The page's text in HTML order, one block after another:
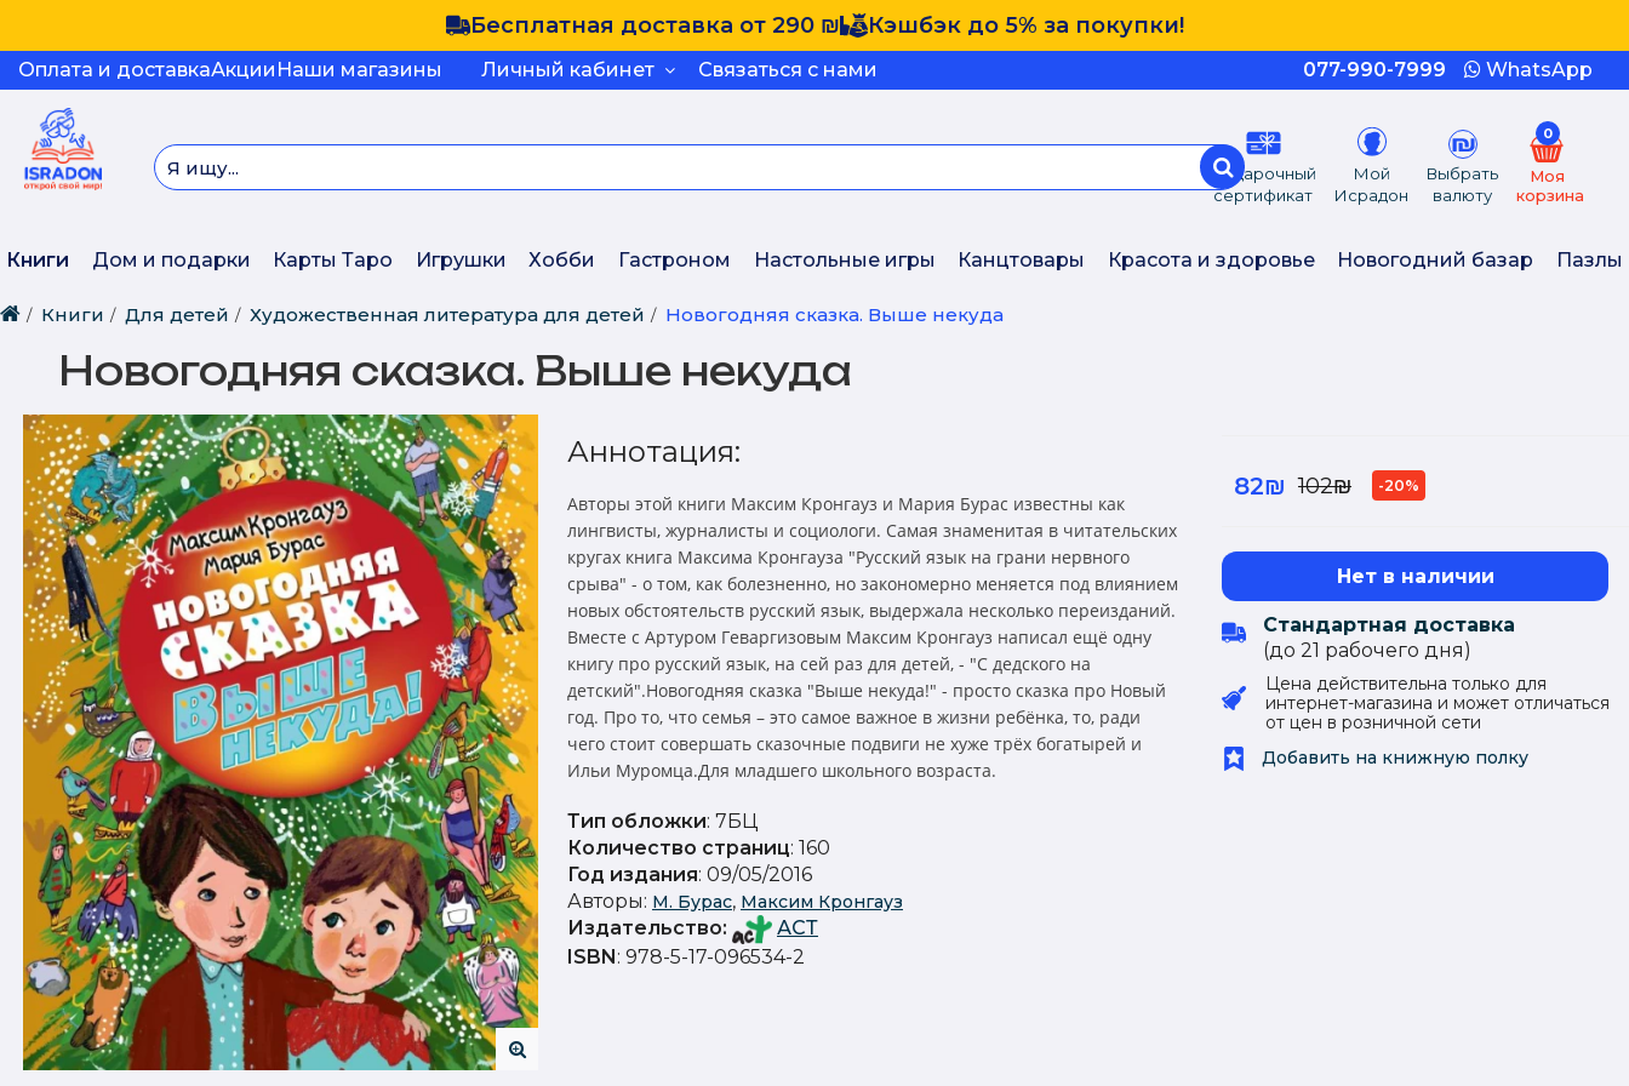
Бесплатная доставка от 290 ₪ Кэшбэк до 5% за покупки!
Оплата и доставкаАкции Наши магазины Личный кабинет Связаться с нами 077-990-7999 WhatsApp
Подарочный
сертификат
Мой
Исрадон
Выбрать
валюту
0
Моя
корзина
Книги Дом и подарки Карты Таро Игрушки Хобби Гастроном Настольные игры Канцтовары Красота и здоровье Новогодний базар Пазлы
Книги Для детей Художественная литература для детей Новогодняя сказка. Выше некуда
Новогодняя сказка. Выше некуда
Аннотация:
Авторы этой книги Максим Кронгауз и Мария Бурас известны как
лингвисты, журналисты и социологи. Самая знаменитая в читательских
кругах книга Максима Кронгауза "Русский язык на грани нервного
срыва" - о том, как болезненно, но закономерно меняется под влиянием
новых обстоятельств русский язык, выдержала несколько переизданий.
Вместе с Артуром Геваргизовым Максим Кронгауз написал ещё одну
книгу про русский язык, на сей раз для детей, - "С дедского на
детский".Новогодняя сказка "Выше некуда!" - просто сказка про Новый
год. Про то, что семья – это самое важное в жизни ребёнка, то, ради
чего стоит совершать сказочные подвиги не хуже трёх богатырей и
Ильи Муромца.Для младшего школьного возраста.
Тип обложки: 7БЦ
Количество страниц: 160
Год издания: 09/05/2016
Авторы: М. Бурас, Максим Кронгауз
Издательство:
АСТ
ISBN: 978-5-17-096534-2
82₪ 102₪ -20%
Нет в наличии
Стандартная доставка
(до 21 рабочего дня)
Цена действительна только для
интернет-магазина и может отличаться
от цен в розничной сети
Добавить на книжную полку